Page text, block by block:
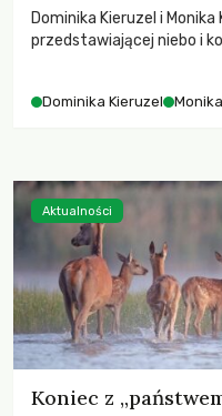
Dominika Kieruzel i
przedstawiającej niebo i
Dominika Kieruzel
Koniec z
Aktualności